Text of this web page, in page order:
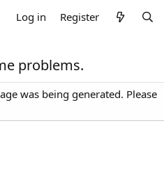
Log in Register
problems.
was being generated. Please